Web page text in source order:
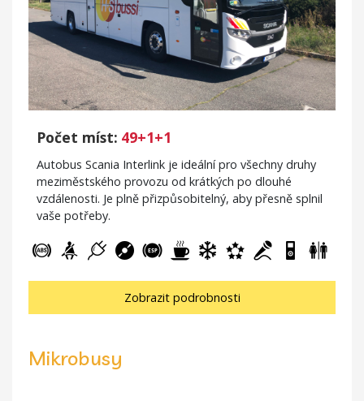
Počet míst: 49+1+1
Autobus Scania Interlink je ideální pro všechny druhy
meziměstského provozu od krátkých po dlouhé
vzdálenosti. Je plně přizpůsobitelný, aby přesně splnil
vaše potřeby.
Zobrazit podrobnosti
Mikrobusy